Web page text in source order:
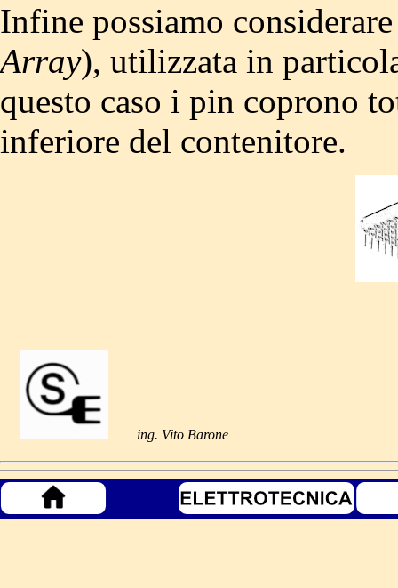
Infine possiamo
Array), utilizzata in
questo caso i pin coprono
inferiore del contenitore.
ing. Vito Barone